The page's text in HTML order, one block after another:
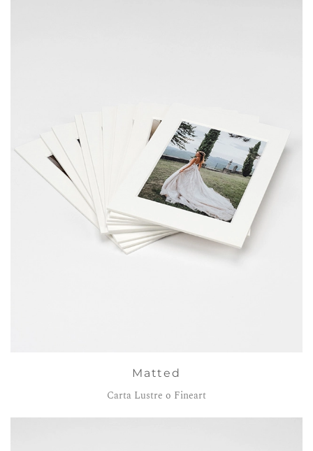
Matted
Carta Lustre o Fineart